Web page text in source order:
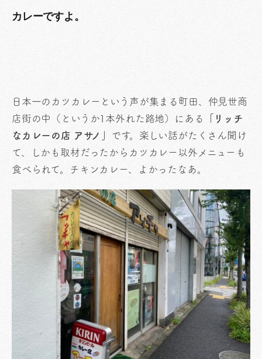
カレーですよ。
日本一のカツカレーという声が集まる町田、仲見世商
店街の中（というか1本外れた路地）にある
「リッチ
なカレーの店 アサノ」
です。楽しい話がたくさん聞け
て、しかも取材だったからカツカレー以外メニューも
食べられて。チキンカレー、よかったなあ。